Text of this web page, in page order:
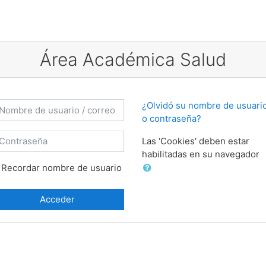
Área Académica Salud
de usuario / correo electrónico
Recordar nombre de usuario
Acceder
¿Olvidó su nombre de
o contraseña?
Las 'Cookies' deben estar
habilitadas en su navegador